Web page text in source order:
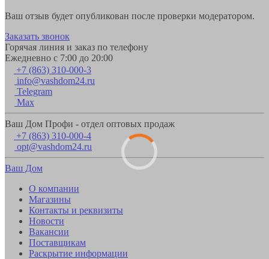
Ваш отзыв будет опубликован после проверки модератором.
Заказать звонок
Горячая линия и заказ по телефону
Ежедневно с 7:00 до 20:00
+7 (863) 310-000-3
info@vashdom24.ru
Telegram
Max
Ваш Дом Профи - отдел оптовых продаж
+7 (863) 310-000-4
opt@vashdom24.ru
Ваш Дом
О компании
Магазины
Контакты и реквизиты
Новости
Вакансии
Поставщикам
Раскрытие информации